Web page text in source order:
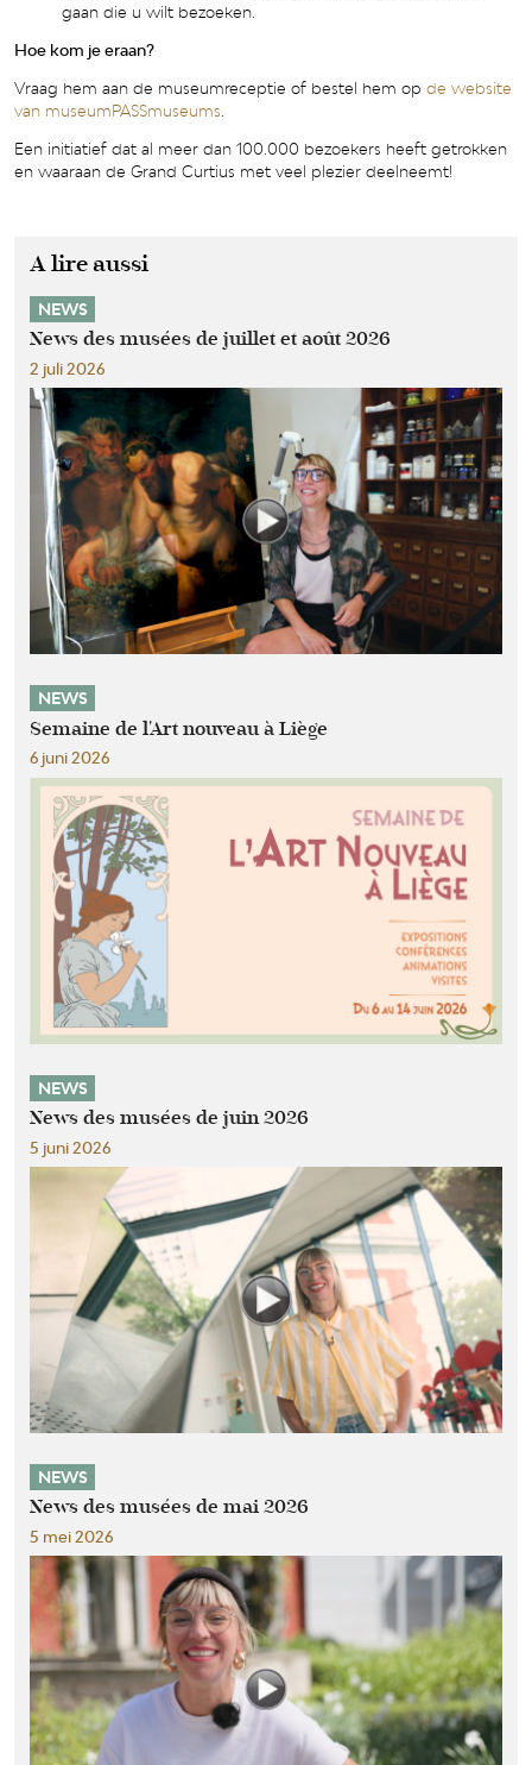
gaan die u wilt bezoeken.
Hoe kom je eraan?
Vraag hem aan de museumreceptie of bestel hem op de website
van museumPASSmuseums
Een initiatief dat al meer dan 100.000 bezoekers heeft getrokken
en waaraan de Grand Curtius met veel plezier deelneemt!
A lire aussi
NEWS
News des musées de juillet et août 2026
2 juli 2026
NEWS
Semaine de l'Art nouveau à Liège
6 juni 2026
NEWS
News des musées de juin 2026
5 juni 2026
NEWS
News des musées de mai 2026
5 mei 2026